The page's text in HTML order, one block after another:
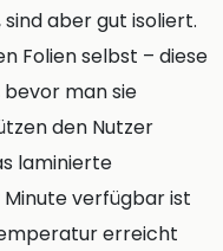
aber gut isoliert.
Folien selbst – diese
man sie
den Nutzer
laminierte
verfügbar ist
erreicht